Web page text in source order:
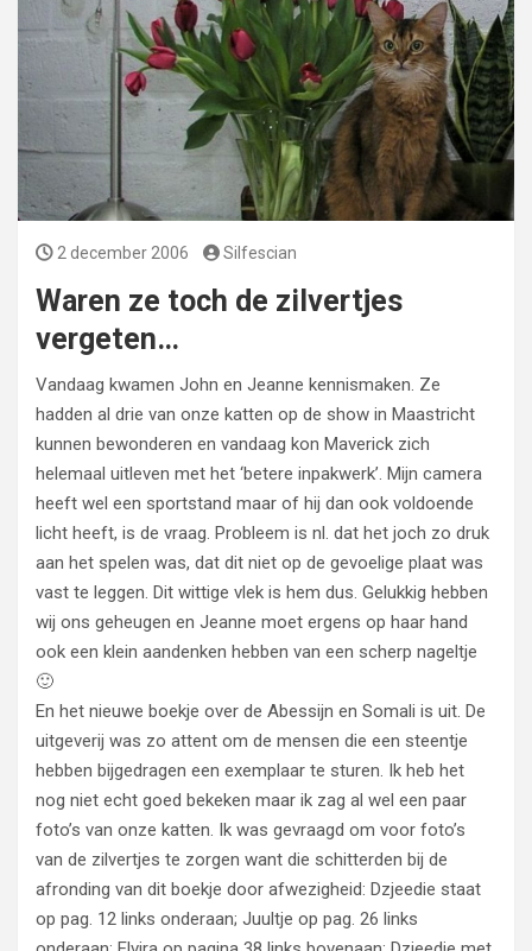
2 december 2006 Silfescian
Waren ze toch de zilvertjes
vergeten…
Vandaag kwamen John en Jeanne kennismaken. Ze
hadden al drie van onze katten op de show in Maastricht
kunnen bewonderen en vandaag kon Maverick zich
helemaal uitleven met het ‘betere inpakwerk’. Mijn camera
heeft wel een sportstand maar of hij dan ook voldoende
licht heeft, is de vraag. Probleem is nl. dat het joch zo druk
aan het spelen was, dat dit niet op de gevoelige plaat was
vast te leggen. Dit wittige vlek is hem dus. Gelukkig hebben
wij ons geheugen en Jeanne moet ergens op haar hand
ook een klein aandenken hebben van een scherp nageltje
🙂
En het nieuwe boekje over de Abessijn en Somali is uit. De
uitgeverij was zo attent om de mensen die een steentje
hebben bijgedragen een exemplaar te sturen. Ik heb het
nog niet echt goed bekeken maar ik zag al wel een paar
foto’s van onze katten. Ik was gevraagd om voor foto’s
van de zilvertjes te zorgen want die schitterden bij de
afronding van dit boekje door afwezigheid: Dzjeedie staat
op pag. 12 links onderaan; Juultje op pag. 26 links